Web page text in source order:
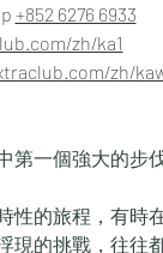
+852 6276 6933
zh/ka1
zh/
第一個強大的步
性的旅程，有時
現的挑戰，往往